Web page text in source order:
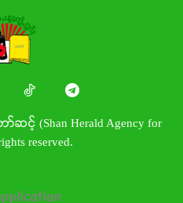
ဆင့် (Shan Herald Agency for
reserved.